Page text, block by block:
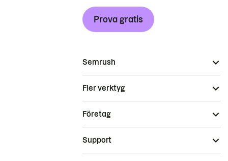
Prova gratis
Semrush
Fler verktyg
Företag
Support